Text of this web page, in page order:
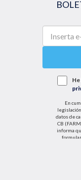
En
datos de
CB
informa
el